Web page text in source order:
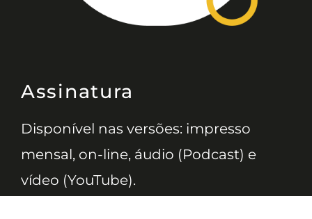
Assinatura
Disponível nas versões: impresso
mensal, on-line, áudio (Podcast) e
vídeo (YouTube).